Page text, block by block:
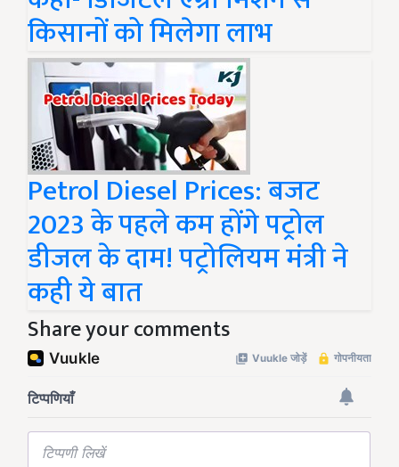
किसानों को मिलेगा लाभ
Petrol Diesel Prices: बजट
2023 के पहले कम होंगे पट्रोल
डीजल के दाम! पट्रोलियम मंत्री ने
कही ये बात
Share your comments